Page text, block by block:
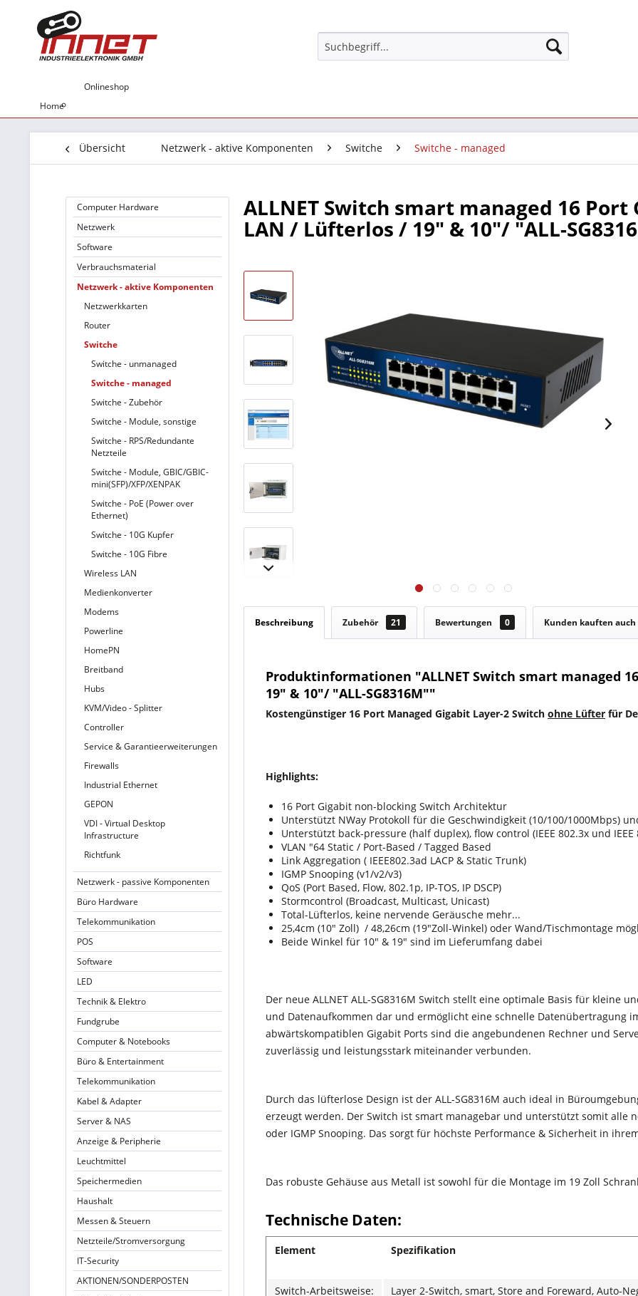
Home
Onlineshop
Übersicht Netzwerk - aktive Komponenten Switche Switche - managed
Computer Hardware
Netzwerk
Software
Verbrauchsmaterial
Netzwerk - aktive Komponenten
Netzwerkkarten
Router
Switche
Switche - unmanaged
Switche - managed
Switche - Zubehör
Switche - Module, sonstige
Switche - RPS/Redundante
Netzteile
Switche - Module, GBIC/GBIC-
mini(SFP)/XFP/XENPAK
Switche - PoE (Power over
Ethernet)
Switche - 10G Kupfer
Switche - 10G Fibre
Wireless LAN
Medienkonverter
Modems
Powerline
HomePN
Breitband
Hubs
KVM/Video - Splitter
Controller
Service & Garantieerweiterungen
Firewalls
Industrial Ethernet
GEPON
VDI - Virtual Desktop
Infrastructure
Richtfunk
Netzwerk - passive Komponenten
Büro Hardware
Telekommunikation
POS
Software
LED
Technik & Elektro
Fundgrube
Computer & Notebooks
Büro & Entertainment
Telekommunikation
Kabel & Adapter
Server & NAS
Anzeige & Peripherie
Leuchtmittel
Speichermedien
Haushalt
Messen & Steuern
Netzteile/Stromversorgung
IT-Security
AKTIONEN/SONDERPOSTEN
ALLNET Switch smart managed 16 Port
LAN / Lüfterlos / 19" & 10"/ "ALL-
Beschreibung Zubehör 21 Bewertungen 0 Kunden kauften auch
Produktinformationen "ALLNET Switch smart managed
19" & 10"/ "ALL-SG8316M""
Kostengünstiger 16 Port Managed Gigabit Layer-2 Switch ohne Lüfter für
Highlights:
16 Port Gigabit non-blocking Switch Architektur
Unterstützt NWay Protokoll für die Geschwindigkeit (10/100/1000Mbps)
Unterstützt back-pressure (half duplex), flow control (IEEE 802.3x und
VLAN "64 Static / Port-Based / Tagged Based
Link Aggregation ( IEEE802.3ad LACP & Static Trunk)
IGMP Snooping (v1/v2/v3)
QoS (Port Based, Flow, 802.1p, IP-TOS, IP DSCP)
Stormcontrol (Broadcast, Multicast, Unicast)
Total-Lüfterlos, keine nervende Geräusche mehr...
25,4cm (10" Zoll) / 48,26cm (19"Zoll-Winkel) oder Wand/Tischmontage
Beide Winkel für 10" & 19" sind im Lieferumfang dabei
Der neue ALLNET ALL-SG8316M Switch stellt eine optimale Basis für kleine
und Datenaufkommen dar und ermöglicht eine schnelle Datenübertragung
abwärtskompatiblen Gigabit Ports sind die angebundenen Rechner und
zuverlässig und leistungsstark miteinander verbunden.
Durch das lüfterlose Design ist der ALL-SG8316M auch ideal in
erzeugt werden. Der Switch ist smart managebar und unterstützt somit alle
oder IGMP Snooping. Das sorgt für höchste Performance & Sicherheit in
Das robuste Gehäuse aus Metall ist sowohl für die Montage im 19 Zoll
Technische Daten:
Element Spezifikation
Switch-Arbeitsweise: Layer 2-Switch, smart, Store and Foreward, Auto-